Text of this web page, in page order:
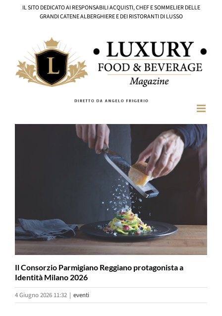
IL SITO DEDICATO AI RESPONSABILI ACQUISTI, CHEF E SOMMELIER DELLE
GRANDI CATENE ALBERGHIERE E DEI RISTORANTI DI LUSSO
Il Consorzio Parmigiano Reggiano protagonista a
Identità Milano 2026
4 Giugno 2026 11:32 | eventi